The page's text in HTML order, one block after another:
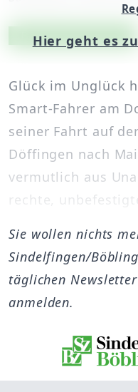
Artikel vorlesen
Exklusiv für Abonnenten
Glück im Unglück
Smart-Fahrer am
seiner Fahrt auf
Döffingen nach
vermutlich aus
rechte,
Hier geht es
Sie wollen nichts
Sindelfingen/
täglichen Newsletter
anmelden.